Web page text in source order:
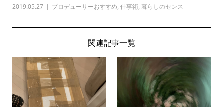
2019.05.27 プロデューサーおすすめ, 仕事術, 暮らしのセンス
関連記事一覧